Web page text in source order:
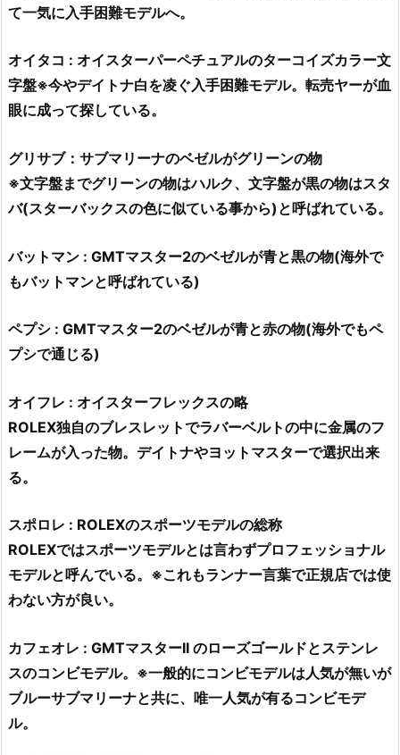
て一気に入手困難モデルへ。
オイタコ : オイスターパーペチュアルのターコイズカラー文
字盤※今やデイトナ白を凌ぐ入手困難モデル。転売ヤーが血
眼に成って探している。
グリサブ：サブマリーナのベゼルがグリーンの物
※文字盤までグリーンの物はハルク、文字盤が黒の物はスタ
バ(スターバックスの色に似ている事から)と呼ばれている。
バットマン : GMTマスター2のベゼルが青と黒の物(海外で
もバットマンと呼ばれている)
ペプシ : GMTマスター2のベゼルが青と赤の物(海外でもペ
プシで通じる)
オイフレ : オイスターフレックスの略
ROLEX独自のブレスレットでラバーベルトの中に金属のフ
レームが入った物。デイトナやヨットマスターで選択出来
る。
スポロレ : ROLEXのスポーツモデルの総称
ROLEXではスポーツモデルとは言わずプロフェッショナル
モデルと呼んでいる。※これもランナー言葉で正規店では使
わない方が良い。
カフェオレ : GMTマスターII のローズゴールドとステンレ
スのコンビモデル。※一般的にコンビモデルは人気が無いが
ブルーサブマリーナと共に、唯一人気が有るコンビモデ
ル。